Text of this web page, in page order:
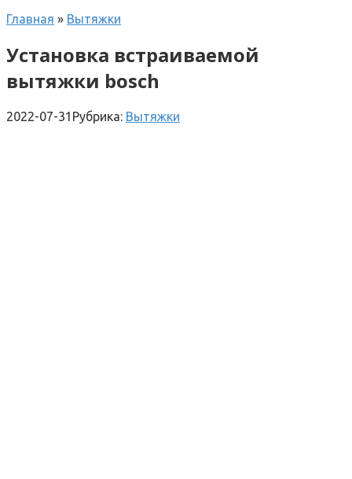
Главная » Вытяжки
Установка встраиваемой
вытяжки bosch
2022-07-31 Рубрика: Вытяжки